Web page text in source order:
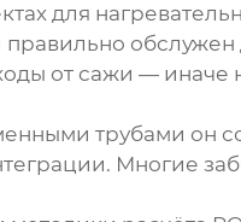
для
правильно
от сажи — иначе
трубами он
Многие